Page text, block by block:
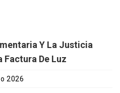
Y La Justicia
Factura De Luz
2026